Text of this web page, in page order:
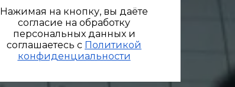
Нажимая на кнопку, вы даёте
согласие на обработку
персональных данных и
соглашаетесь с Политикой
конфиденциальности